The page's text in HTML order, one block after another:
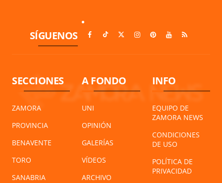
SÍGUENOS
SECCIONES
ZAMORA
PROVINCIA
BENAVENTE
TORO
SANABRIA
A FONDO
UNI
OPINIÓN
GALERÍAS
VÍDEOS
ARCHIVO
INFO
EQUIPO DE
ZAMORA NEWS
CONDICIONES
DE USO
POLÍTICA DE
PRIVACIDAD